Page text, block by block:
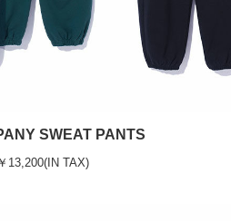
SWEAT PANTS
13,200(IN TAX)